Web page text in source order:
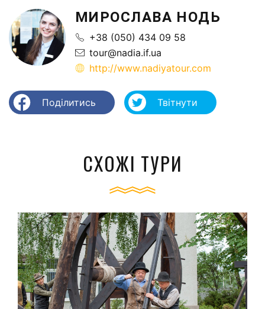
МИРОСЛАВА НОДЬ
+38 (050) 434 09 58
tour@nadia.if.ua
http://www.nadiyatour.com
Поділитись Твітнути
СХОЖІ ТУРИ